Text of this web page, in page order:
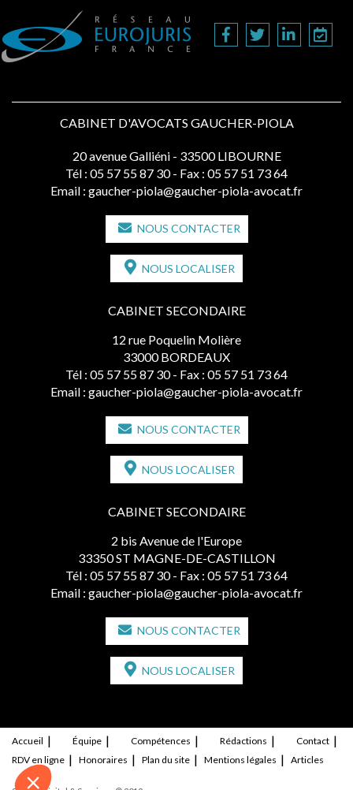
CABINET D'AVOCATS GAUCHER-PIOLA
20 avenue Galliéni - 33500 LIBOURNE
Tél : 05 57 55 87 30 - Fax : 05 57 51 73 64
Email : gaucher-piola@gaucher-piola-avocat.fr
NOUS CONTACTER
NOUS LOCALISER
CABINET SECONDAIRE
12 rue Poquelin Molière
33000 BORDEAUX
Tél : 05 57 55 87 30 - Fax : 05 57 51 73 64
Email : gaucher-piola@gaucher-piola-avocat.fr
NOUS CONTACTER
NOUS LOCALISER
CABINET SECONDAIRE
2 bis Avenue de l'Europe
33350 ST MAGNE-DE-CASTILLON
Tél : 05 57 55 87 30 - Fax : 05 57 51 73 64
Email : gaucher-piola@gaucher-piola-avocat.fr
NOUS CONTACTER
NOUS LOCALISER
Accueil Équipe Compétences Rédactions
Contact
RDV en ligne
Honoraires Plan du site Mentions légales Articles